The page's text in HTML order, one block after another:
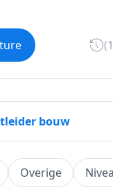
bouw
Overige